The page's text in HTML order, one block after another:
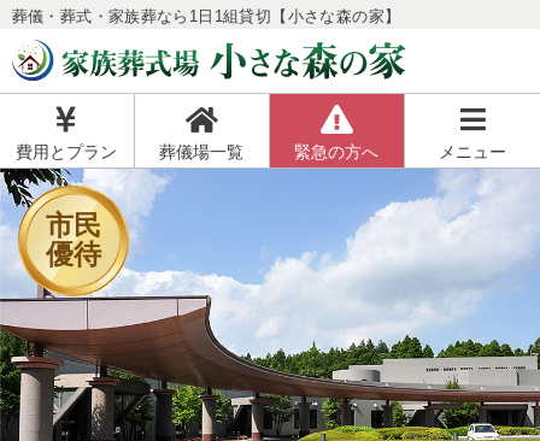
葬儀・葬式・家族葬なら1日1組貸切【小さな森の家】
費用とプラン 葬儀場一覧 緊急の方へ メニュー
市民
優待